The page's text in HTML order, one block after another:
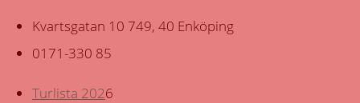
Kvartsgatan 10 749, 40 Enköping
0171-330 85
Turlista 2026